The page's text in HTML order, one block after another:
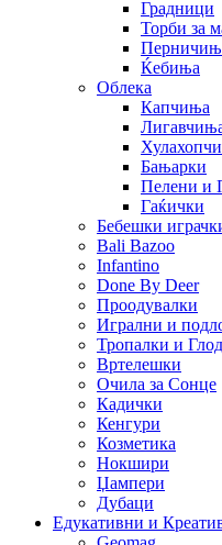
Градници
Торби за
Ќебиња
Облека
Капчиња
Бањарки
Пелени и
Гаќички
Бебешки
Bali Bazoo
Infantino
Done By Deer
Проодувалки
Игрални и
Тропалки и
Вртелешки
Очила за Сонце
Кадички
Кенгури
Козметика
Нокшири
Џампери
Дубаци
Едукативни и